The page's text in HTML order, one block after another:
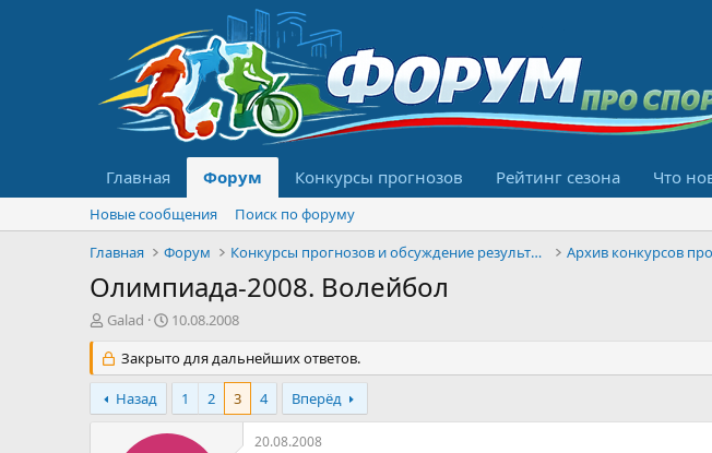
Главная Форум Конкурсы прогнозов Рейтинг сезона Что
Новые сообщения
Поиск по форуму
Главная
Форум Конкурсы прогнозов и обсуждение результатов Архив конкурсов
Олимпиада-2008. Волейбол
А
т
о
р
т
Galad
Д
т
а
а
ч
10.08.2008
Закрыто для дальнейших ответов.
Назад 1 2 3 4 Вперёд
20.08.2008